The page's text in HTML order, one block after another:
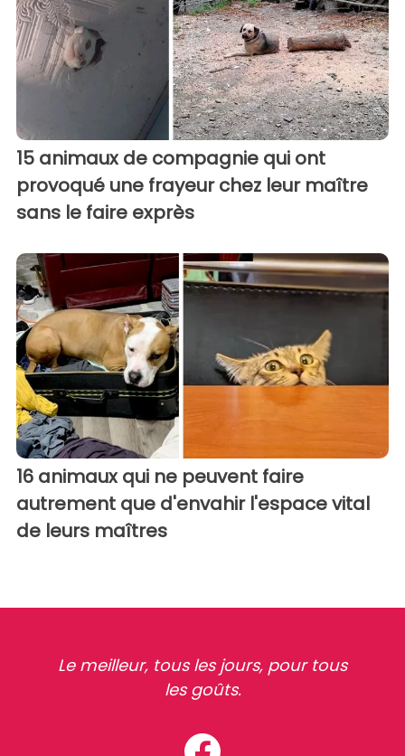
15 animaux de compagnie qui ont
provoqué une frayeur chez leur maître
sans le faire exprès
16 animaux qui ne peuvent faire
autrement que d'envahir l'espace vital
de leurs maîtres
Le meilleur, tous les jours, pour tous
les goûts.